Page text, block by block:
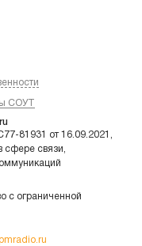
СОУТ
81931 от 16.09.2021,
связи,
с ограниченной